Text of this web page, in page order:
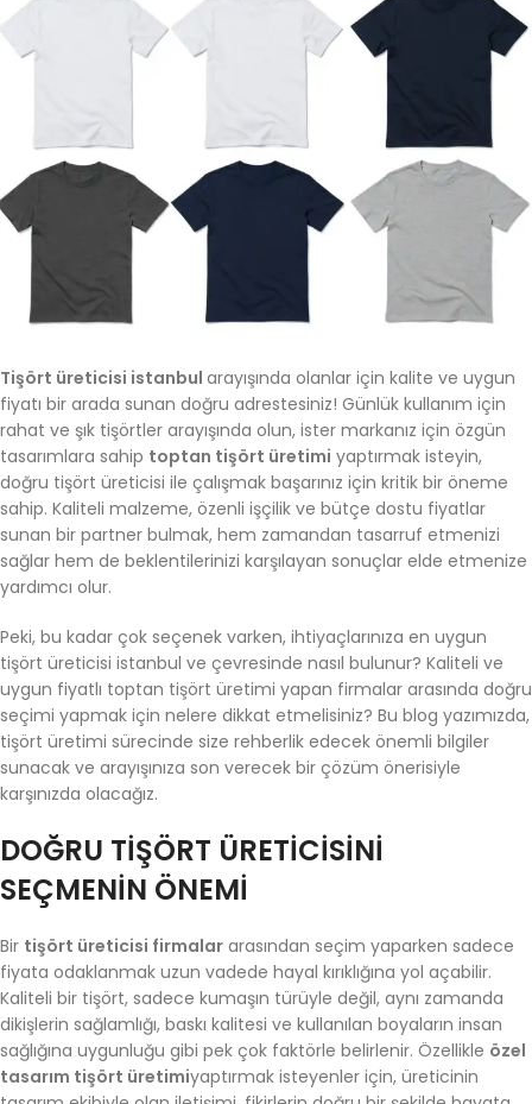
Tişört üreticisi istanbul arayışında olanlar için kalite ve uygun
fiyatı bir arada sunan doğru adrestesiniz! Günlük kullanım için
rahat ve şık tişörtler arayışında olun, ister markanız için özgün
tasarımlara sahip toptan tişört üretimi yaptırmak isteyin,
doğru tişört üreticisi ile çalışmak başarınız için kritik bir öneme
sahip. Kaliteli malzeme, özenli işçilik ve bütçe dostu fiyatlar
sunan bir partner bulmak, hem zamandan tasarruf etmenizi
sağlar hem de beklentilerinizi karşılayan sonuçlar elde etmenize
yardımcı olur.
Peki, bu kadar çok seçenek varken, ihtiyaçlarınıza en uygun
tişört üreticisi istanbul ve çevresinde nasıl bulunur? Kaliteli ve
uygun fiyatlı toptan tişört üretimi yapan firmalar arasında doğru
seçimi yapmak için nelere dikkat etmelisiniz? Bu blog yazımızda,
tişört üretimi sürecinde size rehberlik edecek önemli bilgiler
sunacak ve arayışınıza son verecek bir çözüm önerisiyle
karşınızda olacağız.
DOĞRU TIŞÖRT ÜRETICISINI
SEÇMENIN ÖNEMI
Bir tişört üreticisi firmalar arasından seçim yaparken sadece
fiyata odaklanmak uzun vadede hayal kırıklığına yol açabilir.
Kaliteli bir tişört, sadece kumaşın türüyle değil, aynı zamanda
dikişlerin sağlamlığı, baskı kalitesi ve kullanılan boyaların insan
sağlığına uygunluğu gibi pek çok faktörle belirlenir. Özellikle özel
tasarım tişört üretimiyaptırmak isteyenler için, üreticinin